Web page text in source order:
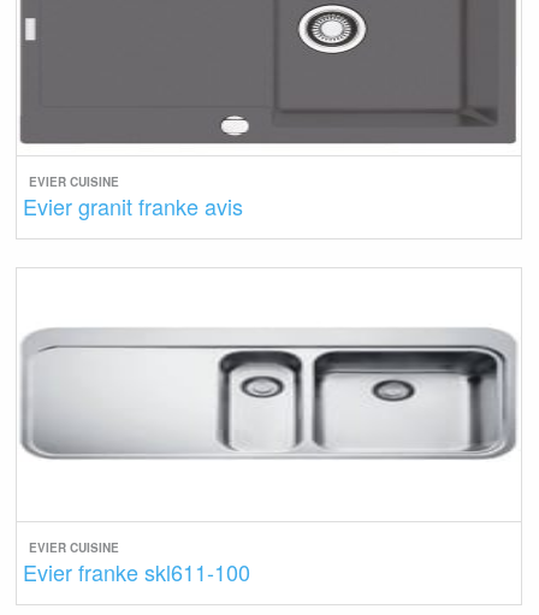
EVIER CUISINE
Evier granit franke avis
EVIER CUISINE
Evier franke skl611-100